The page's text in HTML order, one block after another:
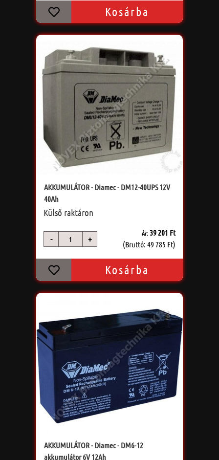
Kosárba
AKKUMULÁTOR - Diamec - DM12-40UPS 12V
40Ah
Külső raktáron
- +
Ár:39 201 Ft
(Bruttó: 49 785 Ft)
Kosárba
AKKUMULÁTOR - Diamec - DM6-12
akkumulátor 6V 12Ah